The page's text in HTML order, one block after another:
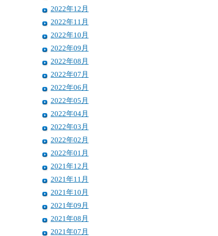
2022年12月
2022年11月
2022年10月
2022年09月
2022年08月
2022年07月
2022年06月
2022年05月
2022年04月
2022年03月
2022年02月
2022年01月
2021年12月
2021年11月
2021年10月
2021年09月
2021年08月
2021年07月